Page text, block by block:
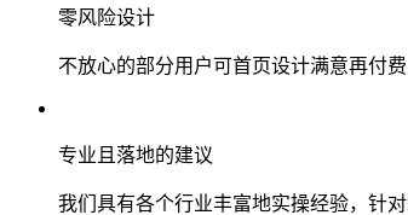
零风险设计
不放心的部分用户可首页设计满意再付
专业且落地的建议
我们具有各个行业丰富地实操经验，针